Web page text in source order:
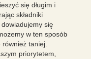
się długim i
składniki
się
w ten sposób
taniej.
priorytetem,